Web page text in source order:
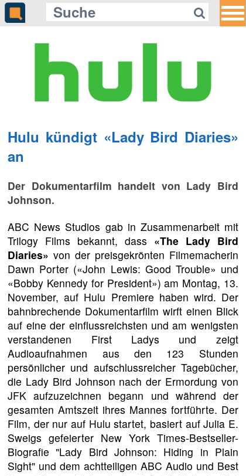
Hulu kündigt «Lady Bird Diaries»
an
Der Dokumentarfilm handelt von Lady Bird
Johnson.
ABC News Studios gab in Zusammenarbeit mit
Trilogy Films bekannt, dass «The Lady Bird
Diaries» von der preisgekrönten Filmemacherin
Dawn Porter («John Lewis: Good Trouble» und
«Bobby Kennedy for President») am Montag, 13.
November, auf Hulu Premiere haben wird. Der
bahnbrechende Dokumentarfilm wirft einen Blick
auf eine der einflussreichsten und am wenigsten
verstandenen First Ladys und zeigt
Audioaufnahmen aus den 123 Stunden
persönlicher und aufschlussreicher Tagebücher,
die Lady Bird Johnson nach der Ermordung von
JFK aufzuzeichnen begann und während der
gesamten Amtszeit ihres Mannes fortführte. Der
Film, der nur auf Hulu startet, basiert auf Julia E.
Sweigs gefeierter New York Times-Bestseller-
Biografie "Lady Bird Johnson: Hiding in Plain
Sight" und dem achtteiligen ABC Audio und Best